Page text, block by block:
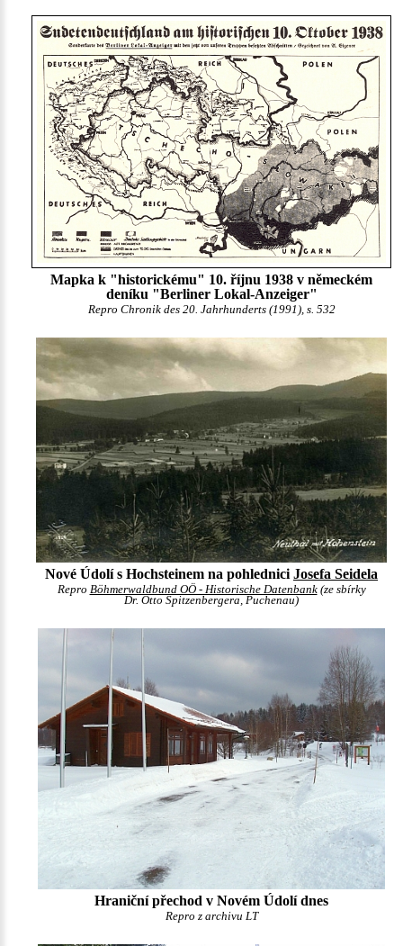
Mapka k "historickému" 10. říjnu 1938 v německém
deníku "Berliner Lokal-Anzeiger"
Repro Chronik des 20. Jahrhunderts (1991), s. 532
Nové Údolí s Hochsteinem na pohlednici Josefa Seidela
Repro Böhmerwaldbund OÖ - Historische Datenbank(ze sbírky
Dr. Otto Spitzenbergera, Puchenau)
Hraniční přechod v Novém Údolí dnes
Repro z archivu LT